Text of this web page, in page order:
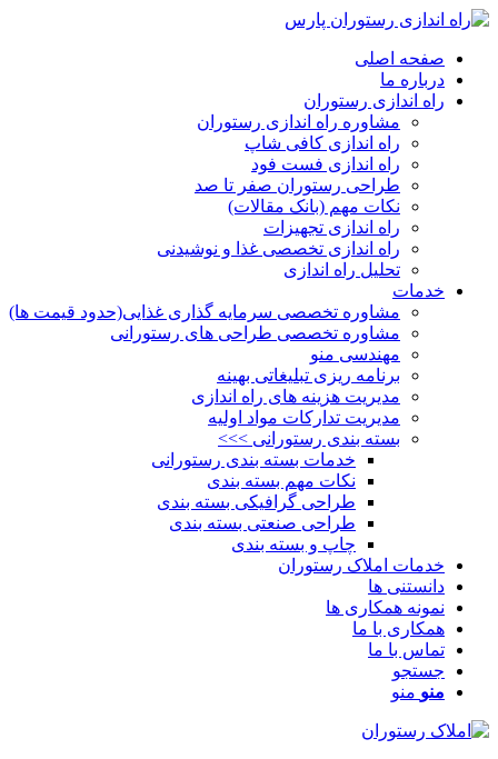
صفحه اصلی
درباره ما
راه اندازی رستوران
مشاوره راه اندازی رستوران
راه اندازی کافی شاپ
راه اندازی فست فود
طراحی رستوران صفر تا صد
نکات مهم (بانک مقالات)
راه اندازی تجهیزات
راه اندازی تخصصی غذا و نوشیدنی
تحلیل راه اندازی
خدمات
مشاوره تخصصی سرمایه گذاری غذایی(حدود قیمت ها)
مشاوره تخصصی طراحی های رستورانی
مهندسی منو
برنامه ریزی تبلیغاتی بهینه
مدیریت هزینه های راه اندازی
مدیریت تدارکات مواد اولیه
بسته بندی رستورانی >>>
خدمات بسته بندی رستورانی
نکات مهم بسته بندی
طراحی گرافیکی بسته بندی
طراحی صنعتی بسته بندی
چاپ و بسته بندی
خدمات املاک رستوران
دانستنی ها
نمونه همکاری ها
همکاری با ما
تماس با ما
جستجو
منو منو